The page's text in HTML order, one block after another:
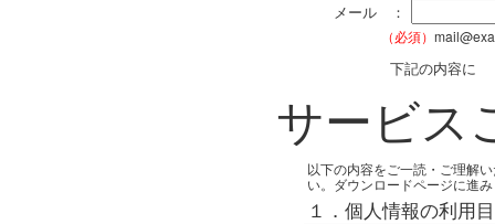
メール ：
（必須）
下記の内容に
サービス
以下の内容をご一読・ご理解
い。ダウンロードページに進
１．個人情報の利用